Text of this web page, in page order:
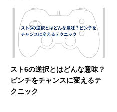
スト6の逆択とはどんな意味？
ピンチをチャンスに変えるテ
クニック